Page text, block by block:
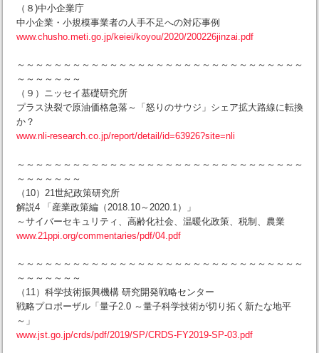
（８)中小企業庁
中小企業・小規模事業者の人手不足への対応事例
www.chusho.meti.go.jp/keiei/koyou/2020/200226jinzai.pdf
～～～～～～～～～～～～～～～～～～～～～～～～～～～～～～～
～～～～～～～
（９）ニッセイ基礎研究所
プラス決裂で原油価格急落～「怒りのサウジ」シェア拡大路線に転換
か？
www.nli-research.co.jp/report/detail/id=63926?site=nli
～～～～～～～～～～～～～～～～～～～～～～～～～～～～～～～
～～～～～～～
（10）21世紀政策研究所
解説4 「産業政策編（2018.10～2020.1）」
～サイバーセキュリティ、高齢化社会、温暖化政策、税制、農業
www.21ppi.org/commentaries/pdf/04.pdf
～～～～～～～～～～～～～～～～～～～～～～～～～～～～～～～
～～～～～～～
（11）科学技術振興機構 研究開発戦略センター
戦略プロポーザル「量子2.0 ～量子科学技術が切り拓く新たな地平
～」
www.jst.go.jp/crds/pdf/2019/SP/CRDS-FY2019-SP-03.pdf